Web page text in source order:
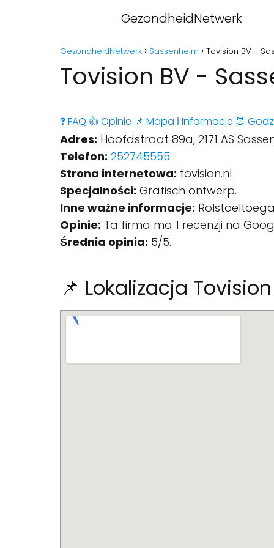
GezondheidNetwerk
GezondheidNetwerk Sassenheim Tovision BV -
Tovision BV -
❓ FAQ 👍 Opinie 📌 Mapa ℹ️ Informacje ⏰
Adres: Hoofdstraat 89a, 2171 AS
Telefon: 252745555.
Strona internetowa: tovision.nl
Specjalności: Grafisch ontwerp.
Inne ważne informacje:
Opinie: Ta firma ma 1 recenzji na
Średnia opinia: 5/5.
📌 Lokalizacja